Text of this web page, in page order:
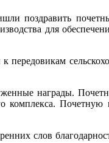
поздравить
для
награды.
комплекса.
слов